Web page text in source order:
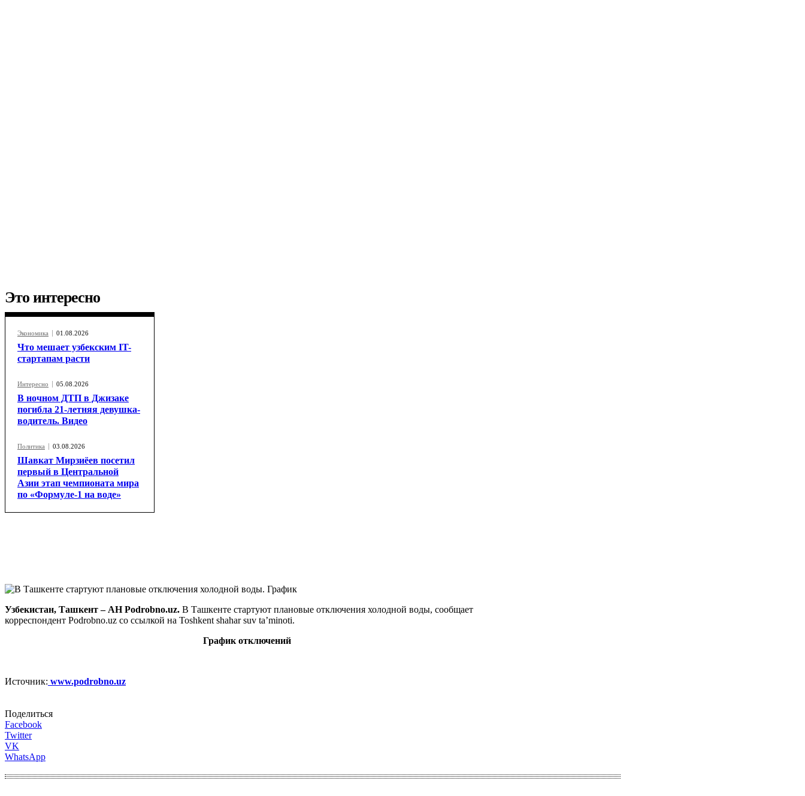
Это интересно
Экономика 01.08.2026
Что мешает узбекским IT-
стартапам расти
Интересно 05.08.2026
В ночном ДТП в Джизаке
погибла 21-летняя девушка-
водитель. Видео
Политика 03.08.2026
Шавкат Мирзиёев посетил
первый в Центральной
Азии этап чемпионата мира
по «Формуле-1 на воде»
Узбекистан, Ташкент – АН Podrobno.uz. В Ташкенте стартуют плановые отключения холодной воды, сообщает
корреспондент Podrobno.uz со ссылкой на Toshkent shahar suv ta’minoti.
График отключений
Источник: www.podrobno.uz
Поделиться
Facebook
Twitter
VK
WhatsApp